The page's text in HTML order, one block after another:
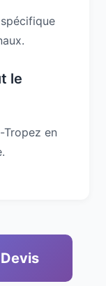
le
Tropez en